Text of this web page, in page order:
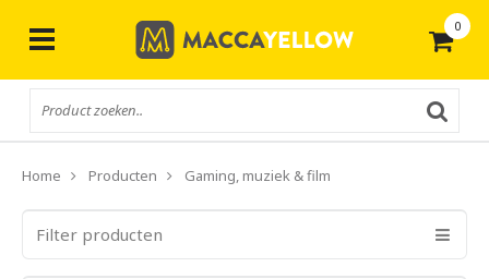
0
Home Producten Gaming, muziek & film
Filter producten